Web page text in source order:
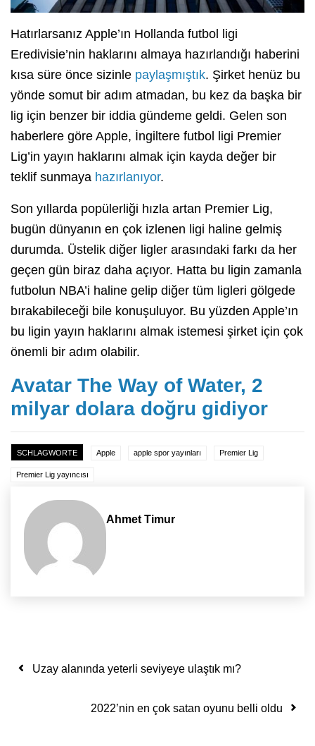
Hatırlarsanız Apple’ın Hollanda futbol ligi
Eredivisie’nin haklarını almaya hazırlandığı haberini
kısa süre önce sizinle paylaşmıştık. Şirket henüz bu
yönde somut bir adım atmadan, bu kez da başka bir
lig için benzer bir iddia gündeme geldi. Gelen son
haberlere göre Apple, İngiltere futbol ligi Premier
Lig’in yayın haklarını almak için kayda değer bir
teklif sunmaya hazırlanıyor.
Son yıllarda popülerliği hızla artan Premier Lig,
bugün dünyanın en çok izlenen ligi haline gelmiş
durumda. Üstelik diğer ligler arasındaki farkı da her
geçen gün biraz daha açıyor. Hatta bu ligin zamanla
futbolun NBA’i haline gelip diğer tüm ligleri gölgede
bırakabileceği bile konuşuluyor. Bu yüzden Apple’ın
bu ligin yayın haklarını almak istemesi şirket için çok
önemli bir adım olabilir.
Avatar The Way of Water, 2
milyar dolara doğru gidiyor
SCHLAGWORTE Apple apple spor yayınları Premier Lig
Premier Lig yayıncısı
Ahmet Timur
Yazı dolaşımı
Uzay alanında yeterli seviyeye ulaştık mı?
2022’nin en çok satan oyunu belli oldu